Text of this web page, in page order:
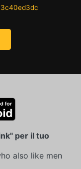
per il tuo
also like men